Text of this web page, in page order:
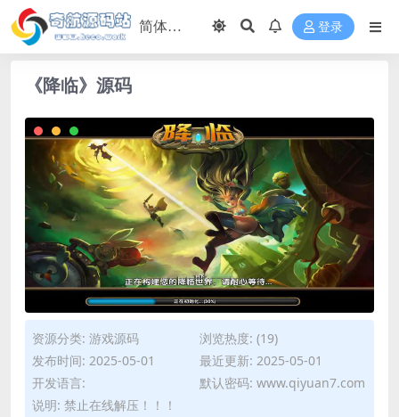
登录
《降临》源码
资源分类: 游戏源码
浏览热度: (19)
发布时间: 2025-05-01
最近更新: 2025-05-01
开发语言:
默认密码: www.qiyuan7.com
说明: 禁止在线解压！！！